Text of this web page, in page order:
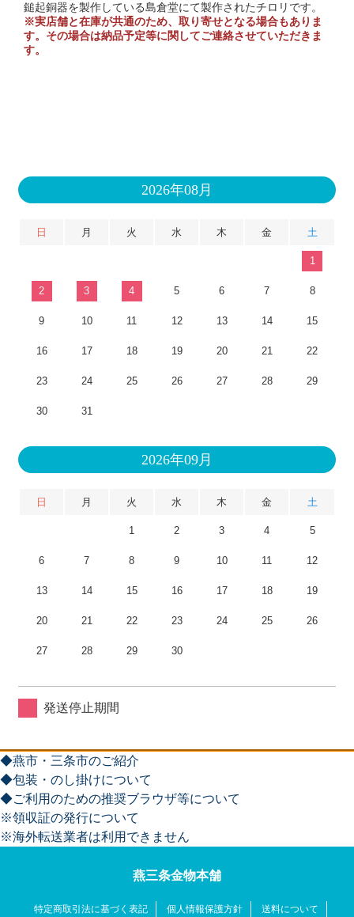
鎚起銅器を製作している島倉堂にて製作されたチロリです。
※実店舗と在庫が共通のため、取り寄せとなる場合もありま
す。その場合は納品予定等に関してご連絡させていただきま
す。
2026年08月
日 月 火 水 木 金 土
1
2 3 4 5 6 7 8
9 10 11 12 13 14 15
16 17 18 19 20 21 22
23 24 25 26 27 28 29
30 31
2026年09月
日 月 火 水 木 金 土
1 2 3 4 5
6 7 8 9 10 11 12
13 14 15 16 17 18 19
20 21 22 23 24 25 26
27 28 29 30
発送停止期間
◆燕市・三条市のご紹介
◆包装・のし掛けについて
◆ご利用のための推奨ブラウザ等について
※領収証の発行について
※海外転送業者は利用できません
燕三条金物本舗
特定商取引法に基づく表記 個人情報保護方針 送料について